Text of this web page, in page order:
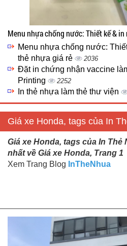
Menu nhựa chống nước: Thiết kế &
Menu nhựa chống nước:
thẻ nhựa giá rẻ
2036
Đặt in chứng nhận vaccine
Printing
2252
In thẻ nhựa làm thẻ thư viện
Giá xe Honda, tags của In
Giá xe Honda, tags của In
nhất về Giá xe Honda, Trang 1
Xem Trang Blog InTheNhua